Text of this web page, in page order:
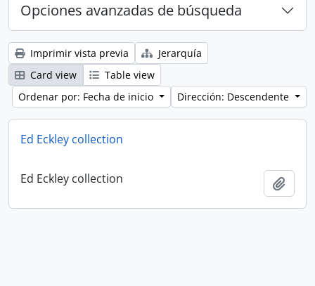
Opciones avanzadas de búsqueda
Imprimir vista previa
Jerarquía
Card view
Table view
Ordenar por: Fecha de inicio
Dirección: Descendente
Ed Eckley collection
Ed Eckley collection